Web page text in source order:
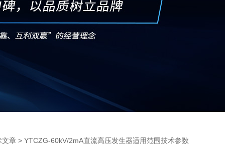
文章 > YTCZG-60kV/2mA直流高压发生器适用范围技术参数